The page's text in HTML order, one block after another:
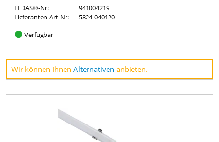
ELDAS®-Nr:
941004219
Lieferanten-Art-Nr:
5824-040120
Verfügbar
Wir können Ihnen Alternativen anbieten.